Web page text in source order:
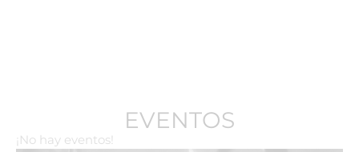
EVENTOS
¡No hay eventos!